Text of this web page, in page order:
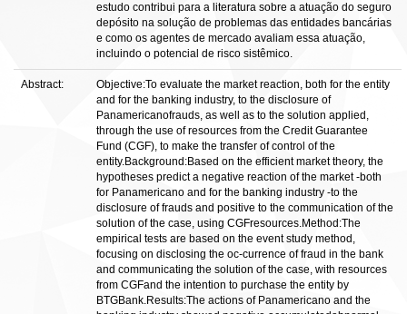
estudo contribui para a literatura sobre a atuação do seguro
depósito na solução de problemas das entidades bancárias
e como os agentes de mercado avaliam essa atuação,
incluindo o potencial de risco sistêmico.
Abstract:
Objective:To evaluate the market reaction, both for the entity
and for the banking industry, to the disclosure of
Panamericanofrauds, as well as to the solution applied,
through the use of resources from the Credit Guarantee
Fund (CGF), to make the transfer of control of the
entity.Background:Based on the efficient market theory, the
hypotheses predict a negative reaction of the market -both
for Panamericano and for the banking industry -to the
disclosure of frauds and positive to the communication of the
solution of the case, using CGFresources.Method:The
empirical tests are based on the event study method,
focusing on disclosing the oc-currence of fraud in the bank
and communicating the solution of the case, with resources
from CGFand the intention to purchase the entity by
BTGBank.Results:The actions of Panamericano and the